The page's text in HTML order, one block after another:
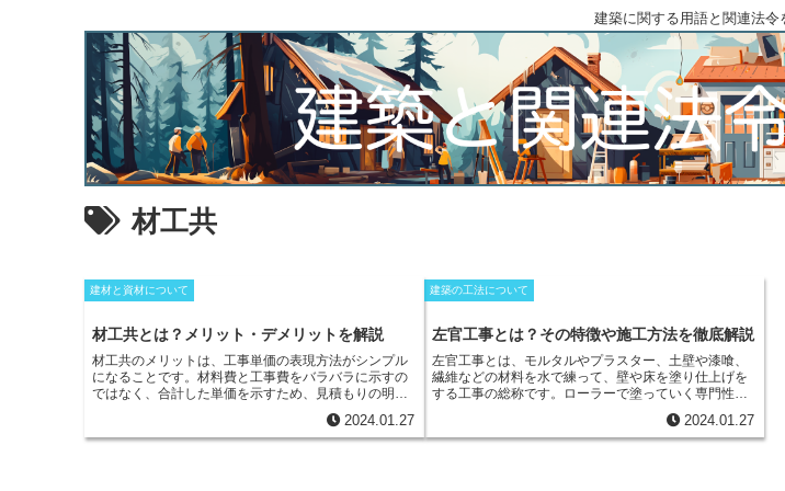
建築に関する用語と関連法令
材工共
建材と資材について
材工共とは？メリット・デメリットを解説
材工共のメリットは、 工事単価の表現方法がシンプル
になる ことです。材料費と工事費をバラバラに示すの
ではなく、合計した単価を示すため、見積もりの明細
というメリットも
あります。材料費と工事費を別々に示すと、材料費は
2024.01.27
建築の工法について
左官工事とは？その特徴や施工方法を徹底解説
左官工事とは、モルタルやプラスター、土壁や漆喰、
繊維などの材料を水で練って、壁や床を塗り仕上げを
する工事の総称です。
ローラーで塗っていく専門性の
な目的です。日本の伝統的な工法であり、クロス貼り
は乾式工法仕上げであるのに対して、左官工事は湿式
2024.01.27